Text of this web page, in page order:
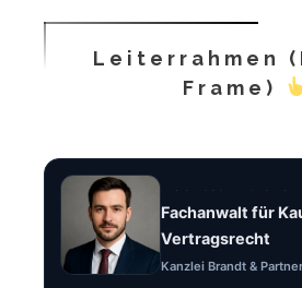
Leiterrahmen
Frame)
Fachanwalt für
Vertragsrecht
Kanzlei Brandt &